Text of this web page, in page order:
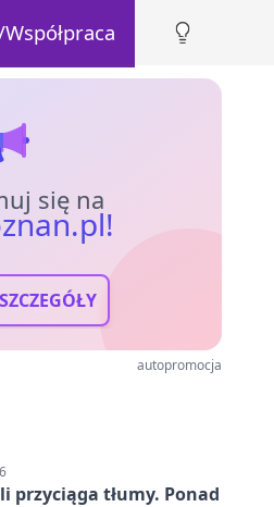
się na
autopromocja
przyciąga tłumy. Ponad